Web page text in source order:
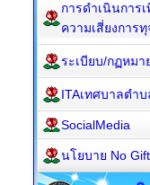
การดำเนินการ
ความเสี่ยงการทุ
ระเบียบ/กฏหมา
ITAเทศบาลตำบ
SocialMedia
นโยบาย No